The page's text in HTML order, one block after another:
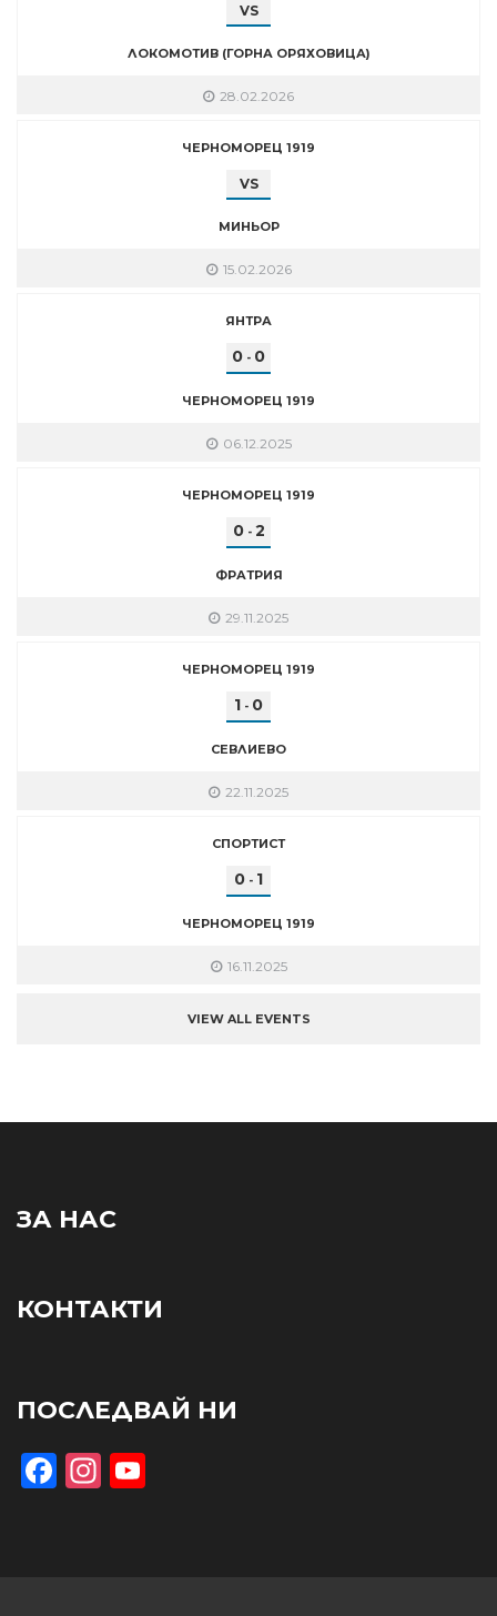
VS
ЛОКОМОТИВ (ГОРНА ОРЯХОВИЦА)
28.02.2026
ЧЕРНОМОРЕЦ 1919
VS
МИНЬОР
15.02.2026
ЯНТРА
0 - 0
ЧЕРНОМОРЕЦ 1919
06.12.2025
ЧЕРНОМОРЕЦ 1919
0- 2
ФРАТРИЯ
29.11.2025
ЧЕРНОМОРЕЦ 1919
1 - 0
СЕВЛИЕВО
22.11.2025
СПОРТИСТ
0 - 1
ЧЕРНОМОРЕЦ 1919
16.11.2025
VIEW ALL EVENTS
ЗА НАС
КОНТАКТИ
ПОСЛЕДВАЙ НИ
Facebook
Instagram